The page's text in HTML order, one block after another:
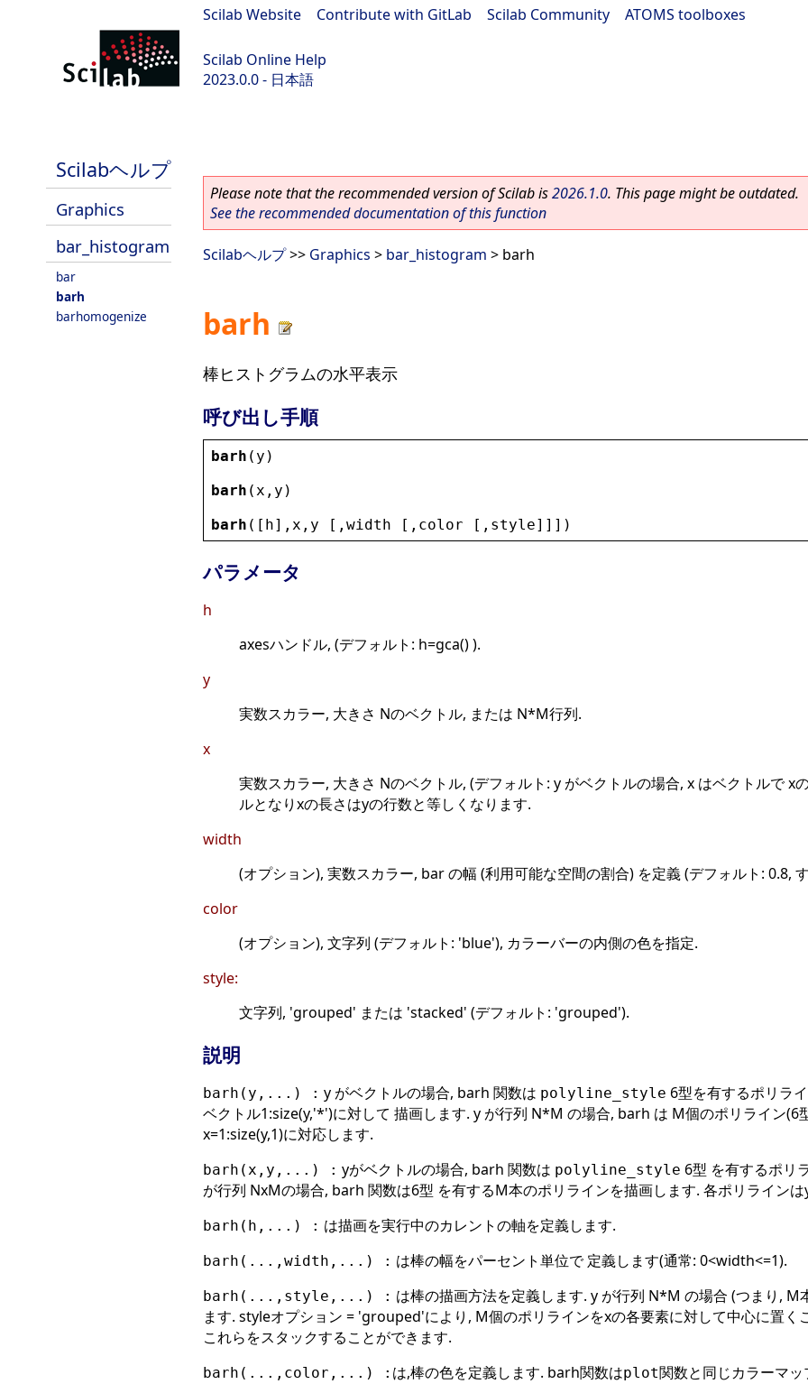
Scilab Website Contribute with GitLab Scilab Community ATOMS toolboxes
Scilab Online Help
2023.0.0 - 日本語
Scilabヘルプ
Graphics
bar_histogram
bar
barh
barhomogenize
Please note that the recommended version of Scilab is2026.1.0. This page might be outdated.
See the recommended documentation of this function
Scilabヘルプ>> Graphics > bar_histogram > barh
barh
棒ヒストグラムの水平表示
呼び出し手順
barh ( y )
barh ( x , y )
barh ([ h], x , y [, width [, color [, style]]])
パラメータ
h
axesハンドル, (デフォルト: h=gca() ).
y
実数スカラー, 大きさ Nのベクトル, または N*M行列.
x
実数スカラー, 大きさ Nのベクトル, (デフォルト: y がベクトルの場合, x はベクトルで x
ルとなりxの長さはyの行数と等しくなります.
width
(オプション), 実数スカラー, bar の幅 (利用可能な空間の割合) を定義 (デフォルト: 0.8,
color
(オプション), 文字列 (デフォルト: 'blue'), カラーバーの内側の色を指定.
style:
文字列, 'grouped' または 'stacked' (デフォルト: 'grouped').
説明
barh(y,...) : y がベクトルの場合, barh 関数は polyline_style 6型を有するポリラ
ベクトル1:size(y,'*')に対して 描画します. y が行列 N*M の場合, barh は M個のポリライン(6
x=1:size(y,1)に対応します.
barh(x,y,...) : yがベクトルの場合, barh 関数は polyline_style 6型 を有するポリ
が行列 NxMの場合, barh 関数は6型 を有するM本のポリラインを描画します. 各ポリライン
barh(h,...) : は描画を実行中のカレントの軸を定義します.
barh(...,width,...) : は棒の幅をパーセント単位で 定義します(通常: 0<width<=1).
barh(...,style,...) : は棒の描画方法を定義します. y が行列 N*M の場合 (つまり,
ます. styleオプション = 'grouped'により, M個のポリラインをxの各要素に対して中心に置
これらをスタックすることができます.
barh(...,color,...) : は,棒の色を定義します. barh関数はplot関数と同じカラーマ